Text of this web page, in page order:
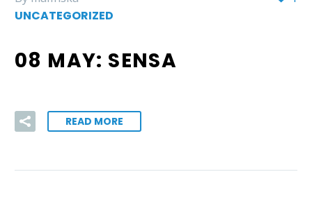
UNCATEGORIZED
08 MAY: SENSA
READ MORE